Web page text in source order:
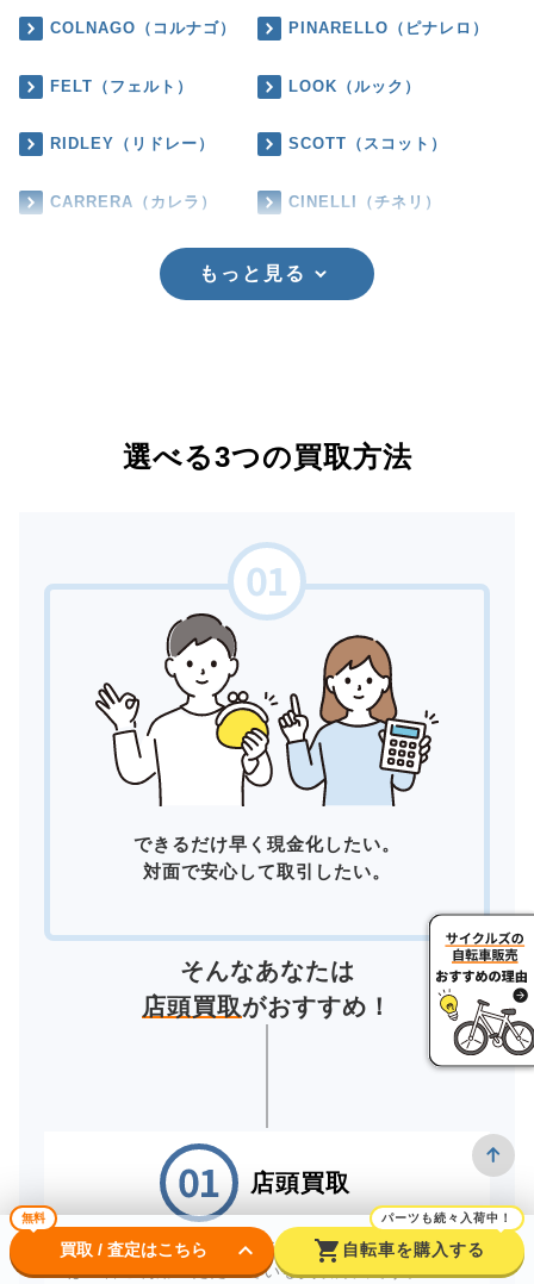
COLNAGO（コルナゴ） PINARELLO（ピナレロ）
FELT（フェルト） LOOK（ルック）
RIDLEY（リドレー） SCOTT（スコット）
CARRERA（カレラ） CINELLI（チネリ）
もっと見る
選べる3つの買取方法
できるだけ早く現金化したい。
対面で安心して取引したい。
そんなあなたは
店頭買取がおすすめ！
店頭買取
お近くの店舗へ直接お持ちいただく「店頭買取」
は一番ご利用いただいている買取方法です。
無料
買取 / 査定はこちら keyboard_arrow_down shopping_cart
パーツも続々入荷中！
自転車を購入する